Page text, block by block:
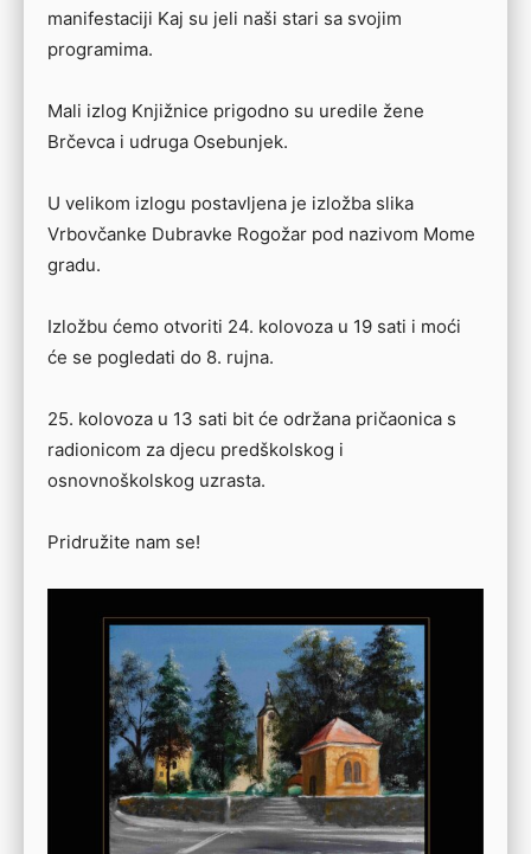
manifestaciji Kaj su jeli naši stari sa svojim
programima.
Mali izlog Knjižnice prigodno su uredile žene
Brčevca i udruga Osebunjek.
U velikom izlogu postavljena je izložba slika
Vrbovčanke Dubravke Rogožar pod nazivom Mome
gradu.
Izložbu ćemo otvoriti 24. kolovoza u 19 sati i moći
će se pogledati do 8. rujna.
25. kolovoza u 13 sati bit će održana pričaonica s
radionicom za djecu predškolskog i
osnovnoškolskog uzrasta.
Pridružite nam se!